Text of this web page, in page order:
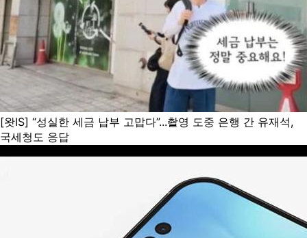
[왓IS] “성실한 세금 납부 고맙다”...촬영 도중 은행 간 유재석,
국세청도 응답